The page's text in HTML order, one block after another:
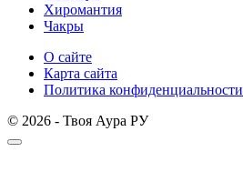
Хиромантия
Чакры
О сайте
Карта сайта
Политика конфиденциальности
© 2026 - Твоя Аура РУ